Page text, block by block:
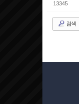
13345
검색